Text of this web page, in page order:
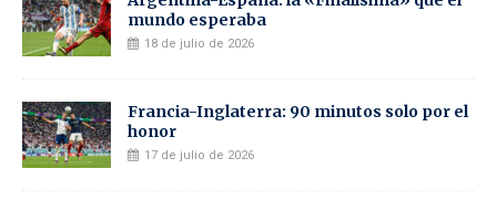
mundo esperaba
18 de julio de 2026
Francia-Inglaterra: 90 minutos solo por el
honor
17 de julio de 2026